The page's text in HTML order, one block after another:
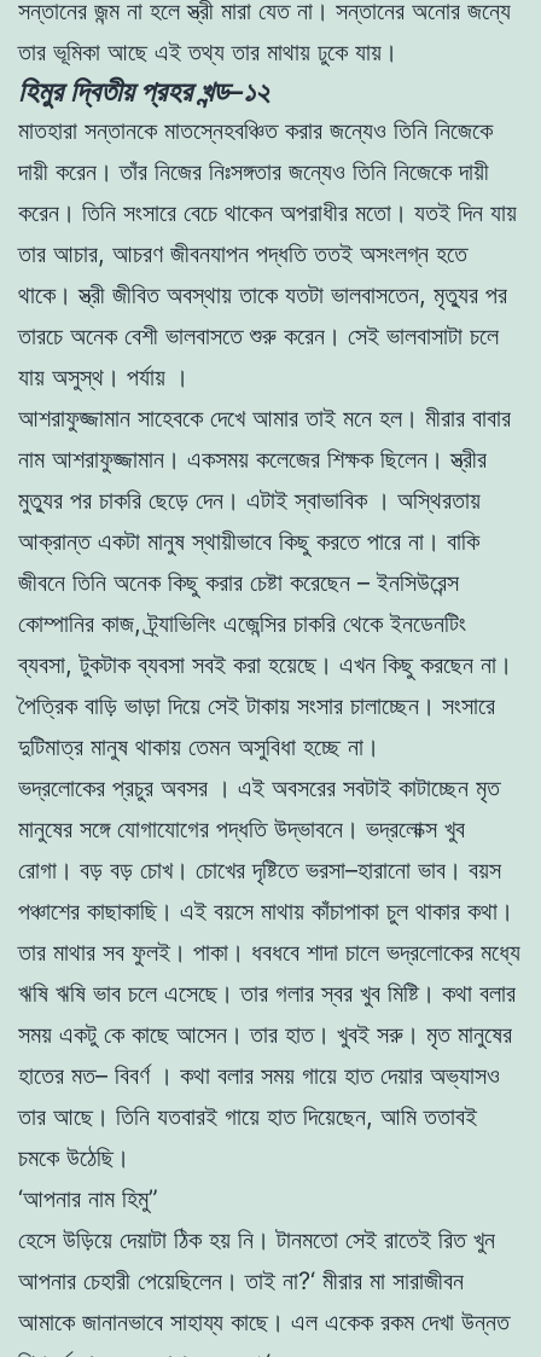
সন্তানের জন্ম না হলেস্ত্রী মারা যেত না । সন্তানের অনাের জন্যে
তার ভূমিকা আছে এইতথ্যতার মাথায় ঢুকে যায় ।
হিমুর দ্বিতীয় প্রহর খন্ড–১২
মাতহারা সন্তানকে মাতস্নেহবঞ্চিত করার জন্যেও তিনি নিজেকে
দায়ী করেন ।তাঁর নিজের নিঃসঙ্গতার জন্যেও তিনি নিজেকেদায়ী
করেন । তিনি সংসারে বেচে থাকেন অপরাধীর মতাে । যতই দিন যায়
তার আচার, আচরণ জীবনযাপন পদ্ধতিততই অসংলগ্ন হতে
থাকে।স্ত্রী জীবিত অবস্থায়তাকে যতটা ভালবাসতেন, মৃত্যুর পর
তারচে অনেক বেশী ভালবাসতেশুরু করেন । সেই ভালবাসাটা চলে
যায় অসুস্থ । পর্যায় ।
আশরাফুজ্জামান সাহেবকে দেখে আমারতাই মনে হল। মীরার বাবার
নাম আশরাফুজ্জামান । একসময় কলেজের শিক্ষক ছিলেন ।স্ত্রীর
মুত্যুর পর চাকরি ছেড়ে দেন । এটাইস্বাভাবিক । অস্থিরতায়
আক্রান্ত একটা মানুষস্থায়ীভাবে কিছু করতে পারে না । বাকি
জীবনে তিনি অনেক কিছু করার চেষ্টা করেছেন –ইনসিউরেন্স
কোম্পানির কাজ,ট্র্যাভিলিং এজেন্সির চাকরি থেকেইনডেনটিং
ব্যবসা,টুকটাকব্যবসা সবই করা হয়েছে। এখন কিছু করছেন না ।
পৈত্রিক বাড়ি ভাড়া দিয়ে সেইটাকায় সংসার চালাচ্ছেন । সংসারে
দুটিমাত্র মানুষ থাকায় তেমন অসুবিধা হচ্ছে না ।
ভদ্রলােকের প্রচুর অবসর । এই অবসরের সবটাই কাটাচ্ছেন মৃত
মানুষের সঙ্গে যােগাযােগের পদ্ধতি উদ্ভাবনে । ভদ্রলােক্স খুব
রােগা । বড় বড় চোখ। চোখেরদৃষ্টিতে ভরসা–হারানাে ভাব । বয়স
পঞ্চাশের কাছাকাছি। এই বয়সে মাথায় কাঁচাপাকা চুল থাকার কথা ।
তার মাথার সব ফুলই । পাকা । ধবধবে শাদা চালে ভদ্রলােকের মধ্যে
ঋষি ঋষি ভাব চলে এসেছে।তার গলারস্বর খুব মিষ্টি। কথা বলার
সময় একটু কে কাছে আসেন ।তার হাত। খুবই সরু । মৃত মানুষের
হাতের মত– বিবর্ণ । কথা বলার সময় গায়ে হাত দেয়ার অভ্যাসও
তার আছে। তিনি যতবারই গায়ে হাত দিয়েছেন, আমিততাবই
চমকে উঠেছি।
‘আপনার নাম হিমু”
হেসে উড়িয়ে দেয়াটা ঠিক হয় নি ।টানমতো সেই রাতেই রিত খুন
আপনার চেহারী পেয়েছিলেন ।তাই না?‘ মীরার মা সারাজীবন
আমাকে জানানভাবে সাহায্য কাছে। এল একেক রকম দেখা উন্নত